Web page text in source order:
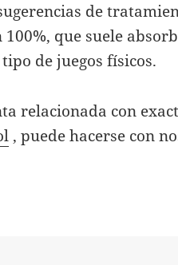
de
que suele
de juegos físicos.
relacionada con
, puede hacerse con